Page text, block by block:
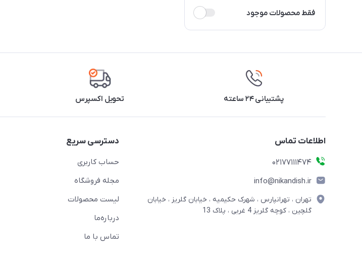
فقط محصولات موجود
پشتیبانی ۲۴ ساعته تحویل اکسپرس
اطلاعات تماس
02177111474
info@nikandish.ir
تهران ، تهرانپارس ، شهرک حکیمیه ، خیابان گلریز ، خیابان
گلچین ، کوچه گلریز 4 غربی ، پلاک 13
دسترسی سریع
حساب کاربری
مجله فروشگاه
لیست محصولات
درباره‌ما
تماس با ما